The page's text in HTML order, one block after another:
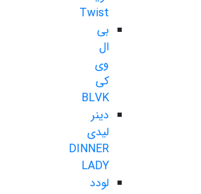
Twist
بی
ال
وی
کی
BLVK
دینر
لیدی
DINNER
LADY
لودد